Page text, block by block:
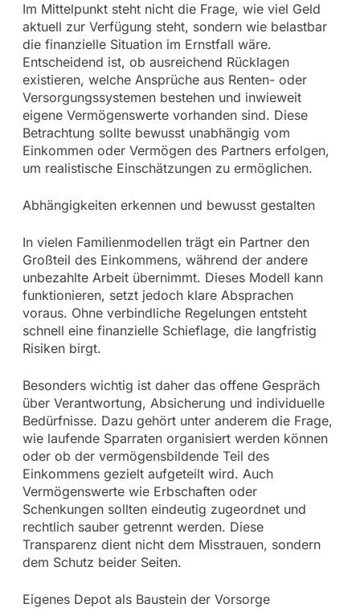
Im Mittelpunkt steht nicht die Frage, wie viel Geld
aktuell zur Verfügung steht, sondern wie belastbar
die finanzielle Situation im Ernstfall wäre.
Entscheidend ist, ob ausreichend Rücklagen
existieren, welche Ansprüche aus Renten- oder
Versorgungssystemen bestehen und inwieweit
eigene Vermögenswerte vorhanden sind. Diese
Betrachtung sollte bewusst unabhängig vom
Einkommen oder Vermögen des Partners erfolgen,
um realistische Einschätzungen zu ermöglichen.
Abhängigkeiten erkennen und bewusst gestalten
In vielen Familienmodellen trägt ein Partner den
Großteil des Einkommens, während der andere
unbezahlte Arbeit übernimmt. Dieses Modell kann
funktionieren, setzt jedoch klare Absprachen
voraus. Ohne verbindliche Regelungen entsteht
schnell eine finanzielle Schieflage, die langfristig
Risiken birgt.
Besonders wichtig ist daher das offene Gespräch
über Verantwortung, Absicherung und individuelle
Bedürfnisse. Dazu gehört unter anderem die Frage,
wie laufende Sparraten organisiert werden können
oder ob der vermögensbildende Teil des
Einkommens gezielt aufgeteilt wird. Auch
Vermögenswerte wie Erbschaften oder
Schenkungen sollten eindeutig zugeordnet und
rechtlich sauber getrennt werden. Diese
Transparenz dient nicht dem Misstrauen, sondern
dem Schutz beider Seiten.
Eigenes Depot als Baustein der Vorsorge